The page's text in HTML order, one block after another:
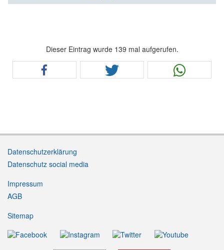
Dieser Eintrag wurde 139 mal aufgerufen.
Datenschutzerklärung
Datenschutz social media
Impressum
AGB
Sitemap